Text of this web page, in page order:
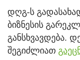
დღგ-ს
ბიზნესის
განსხვავდება.
შეგიძლიათ